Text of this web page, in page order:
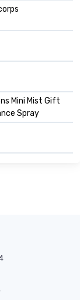
Mini Mist Gift
Spray